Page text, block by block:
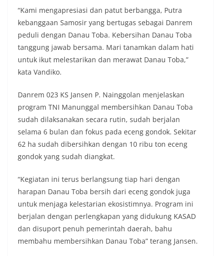
to Door System ini merupakan salah satu bentuk
implementasi program Polri Presisi yang
mengedepankan kehadiran dan kedekatan
personel Kepolisian dengan masyarakat. Melalui
kegiatan semacam ini, Bhabinkamtibmas tidak
hanya berperan sebagai penyampai informasi
dan imbauan, tetapi juga sebagai mitra
secara bersama-sama.‎‎Kehadiran
Bhabinkamtibmas di tengah-tengah warga
diharapkan dapat semakin mempererat
hubungan kemitraan antara Polri dan
masyarakat, sekaligus membangun kesadaran
kolektif warga akan pentingnya menjaga
keamanan, ketertiban, dan kekompakan
lingkungan, khususnya dalam menyambut
Republik Indonesia.‎Kegiatan sambang ini
rencananya akan terus dilaksanakan secara rutin
oleh Bhabinkamtibmas di wilayah Kelurahan
Sunggal sebagai bagian dari upaya menciptakan
situasi Kamtibmas yang aman dan kondusif,
sekaligus menumbuhkan semangat nasionalisme
warga dalam menyambut Hari Kemerdekaan RI.
“Kami mengapresiasi dan patut berbangga, Putra
kebanggaan Samosir yang bertugas sebagai Danrem
peduli dengan Danau Toba. Kebersihan Danau Toba
tanggung jawab bersama. Mari tanamkan dalam hati
untuk ikut melestarikan dan merawat Danau Toba,”
kata Vandiko.
Danrem 023 KS Jansen P. Nainggolan menjelaskan
program TNI Manunggal membersihkan Danau Toba
sudah dilaksanakan secara rutin, sudah berjalan
selama 6 bulan dan fokus pada eceng gondok. Sekitar
62 ha sudah dibersihkan dengan 10 ribu ton eceng
gondok yang sudah diangkat.
“Kegiatan ini terus berlangsung tiap hari dengan
harapan Danau Toba bersih dari eceng gondok juga
untuk menjaga kelestarian ekosistimnya. Program ini
berjalan dengan perlengkapan yang didukung KASAD
dan disuport penuh pemerintah daerah, bahu
membahu membersihkan Danau Toba” terang Jansen.